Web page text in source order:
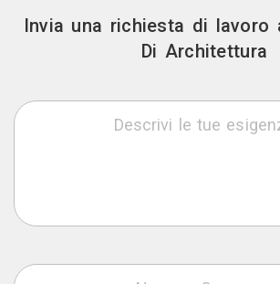
Invia una richiesta di lavoro
Di Architettura